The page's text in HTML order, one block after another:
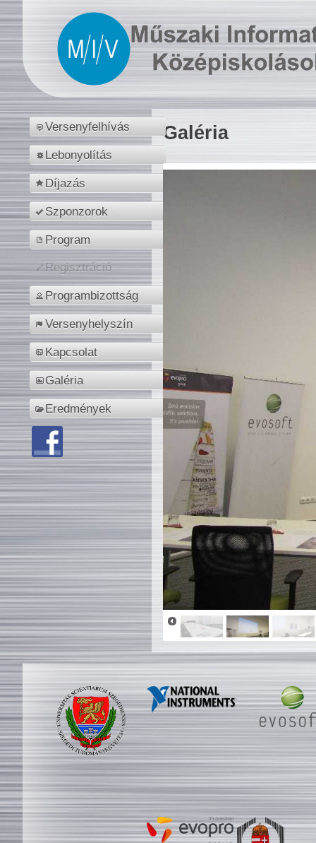
Versenyfelhívás
Lebonyolítás
Díjazás
Szponzorok
Program
Regisztráció
Programbizottság
Versenyhelyszín
Kapcsolat
Galéria
Eredmények
Galéria